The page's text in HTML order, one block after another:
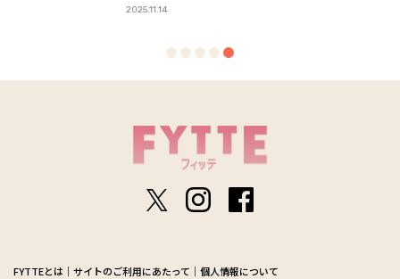
FYTTEとは サイトのご利用にあたって 個人情報について